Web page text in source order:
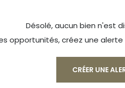
Désolé, aucun bien n'est
opportunités, créez une
CRÉER UNE